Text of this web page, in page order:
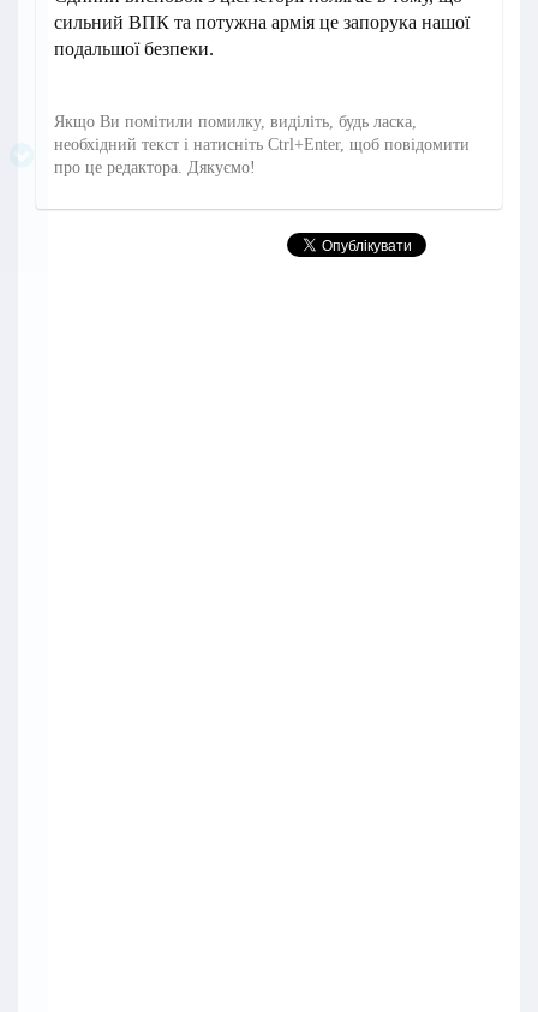
сильний ВПК та потужна армія це запорука нашої
подальшої безпеки.
Якщо Ви помітили помилку, виділіть, будь ласка,
необхідний текст і натисніть Ctrl+Enter, щоб повідомити
про це редактора. Дякуємо!